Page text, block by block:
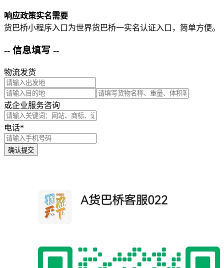
响应政策实名需要
货巴桥小程序入口为世界货巴桥一实名认证入口，简单方便。
-- 信息填写 --
物流发货
或企业服务咨询
电话*
确认提交